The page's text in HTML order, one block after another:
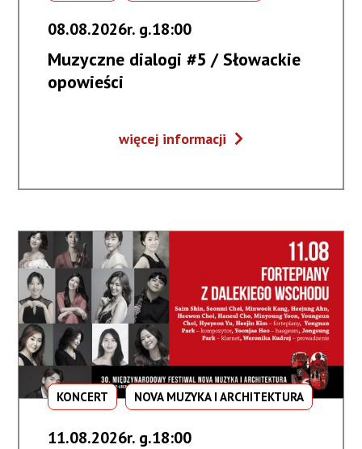
08.08.2026r. g.18:00
Muzyczne dialogi #5 / Słowackie
opowieści
więcej informacji
Muzyczne
/
opowieści
KONCERT NOVA MUZYKA I ARCHITEKTURA
11.08.2026r. g.18:00